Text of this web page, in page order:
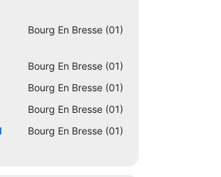
Bourg En Bresse (01)
Bourg En Bresse (01)
Bourg En Bresse (01)
Bourg En Bresse (01)
Bourg En Bresse (01)